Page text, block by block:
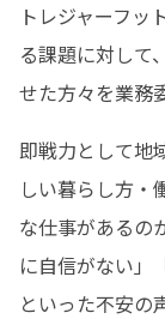
トレジャーフッ
る課題に対して
せた方々を業務
即戦力として地
しい暮らし方・
な仕事があるの
に自信がない」
といった不安の